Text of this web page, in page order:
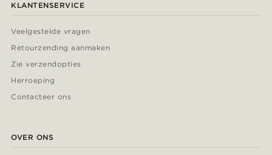
KLANTENSERVICE
Veelgestelde vragen
Retourzending aanmaken
Zie verzendopties
Herroeping
Contacteer ons
OVER ONS